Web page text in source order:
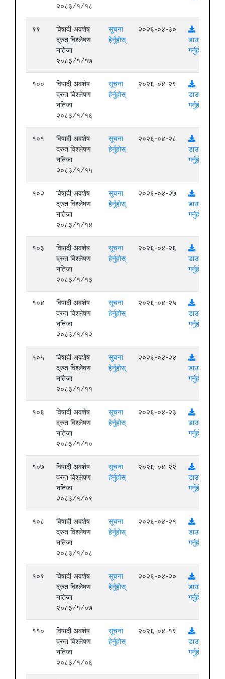
२०८३/१/१८
९९
विषादी अवशेष
द्रुत विश्लेषण
नतिजा
२०८३/१/१७
सूचना
हेर्नुहोस्
२०२६-०४-३०
डाउनलोड
गर्नुहोस्
१००
विषादी अवशेष
द्रुत विश्लेषण
नतिजा
२०८३/१/१६
सूचना
हेर्नुहोस्
२०२६-०४-२९
डाउनलोड
गर्नुहोस्
१०१
विषादी अवशेष
द्रुत विश्लेषण
नतिजा
२०८३/१/१५
सूचना
हेर्नुहोस्
२०२६-०४-२८
डाउनलोड
गर्नुहोस्
१०२
विषादी अवशेष
द्रुत विश्लेषण
नतिजा
२०८३/१/१४
सूचना
हेर्नुहोस्
२०२६-०४-२७
डाउनलोड
गर्नुहोस्
१०३
विषादी अवशेष
द्रुत विश्लेषण
नतिजा
२०८३/१/१३
सूचना
हेर्नुहोस्
२०२६-०४-२६
डाउनलोड
गर्नुहोस्
१०४
विषादी अवशेष
द्रुत विश्लेषण
नतिजा
२०८३/१/१२
सूचना
हेर्नुहोस्
२०२६-०४-२५
डाउनलोड
गर्नुहोस्
१०५
विषादी अवशेष
द्रुत विश्लेषण
नतिजा
२०८३/१/११
सूचना
हेर्नुहोस्
२०२६-०४-२४
डाउनलोड
गर्नुहोस्
१०६
विषादी अवशेष
द्रुत विश्लेषण
नतिजा
२०८३/१/१०
सूचना
हेर्नुहोस्
२०२६-०४-२३
डाउनलोड
गर्नुहोस्
१०७
विषादी अवशेष
द्रुत विश्लेषण
नतिजा
२०८३/१/०९
सूचना
हेर्नुहोस्
२०२६-०४-२२
डाउनलोड
गर्नुहोस्
१०८
विषादी अवशेष
द्रुत विश्लेषण
नतिजा
२०८३/१/०८
सूचना
हेर्नुहोस्
२०२६-०४-२१
डाउनलोड
गर्नुहोस्
१०९
विषादी अवशेष
द्रुत विश्लेषण
नतिजा
२०८३/१/०७
सूचना
हेर्नुहोस्
२०२६-०४-२०
डाउनलोड
गर्नुहोस्
११०
विषादी अवशेष
द्रुत विश्लेषण
नतिजा
२०८३/१/०६
सूचना
हेर्नुहोस्
२०२६-०४-१९
डाउनलोड
गर्नुहोस्